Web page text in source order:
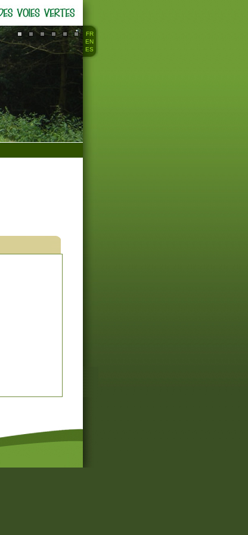
FR
EN
ES